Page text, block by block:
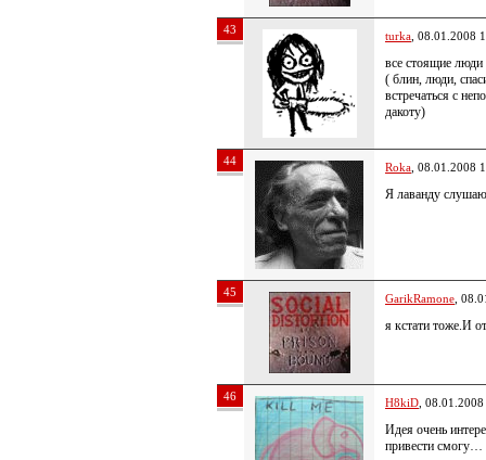
43 turka , 08.01.2008
все стоящие люди
( блин, люди,
встречаться с
дакоту)
44 Roka , 08.01.2008
Я лаванду
45 GarikRamone ,
я кстати тоже.И
46 H8kiD ,
Идея очень
привести смогу…